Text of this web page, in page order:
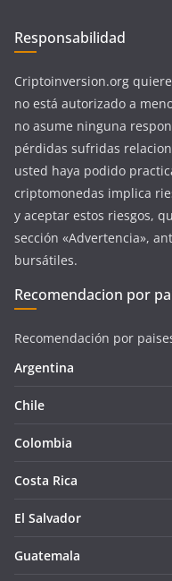
Responsabilidad
Criptoinversion.org
no está autorizado a
no asume ninguna
pérdidas sufridas
usted haya podido
criptomonedas implica
y aceptar estos riesgos,
sección «Advertencia»,
bursátiles.
Recomendacion por
Recomendación por
Argentina
Chile
Colombia
Costa Rica
El Salvador
Guatemala